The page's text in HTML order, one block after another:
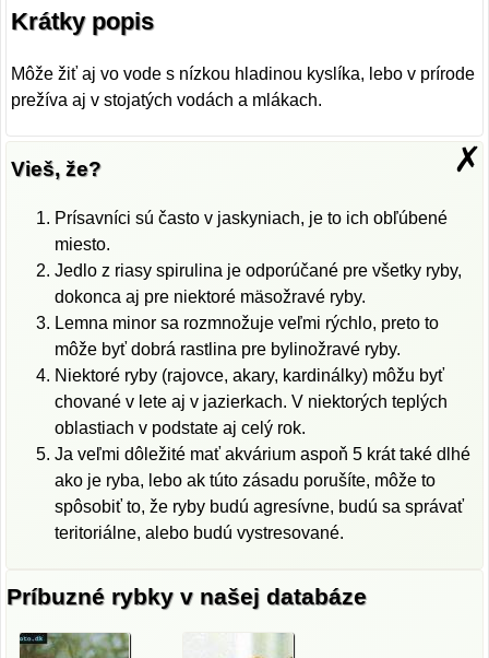
Krátky popis
Môže žiť aj vo vode s nízkou hladinou kyslíka, lebo v prírode
prežíva aj v stojatých vodách a mlákach.
✗
Vieš, že?
Prísavníci sú často v jaskyniach, je to ich obľúbené
miesto.
Jedlo z riasy spirulina je odporúčané pre všetky ryby,
dokonca aj pre niektoré mäsožravé ryby.
Lemna minor sa rozmnožuje veľmi rýchlo, preto to
môže byť dobrá rastlina pre bylinožravé ryby.
Niektoré ryby (rajovce, akary, kardinálky) môžu byť
chované v lete aj v jazierkach. V niektorých teplých
oblastiach v podstate aj celý rok.
Ja veľmi dôležité mať akvárium aspoň 5 krát také dlhé
ako je ryba, lebo ak túto zásadu porušíte, môže to
spôsobiť to, že ryby budú agresívne, budú sa správať
teritoriálne, alebo budú vystresované.
Príbuzné rybky v našej databáze